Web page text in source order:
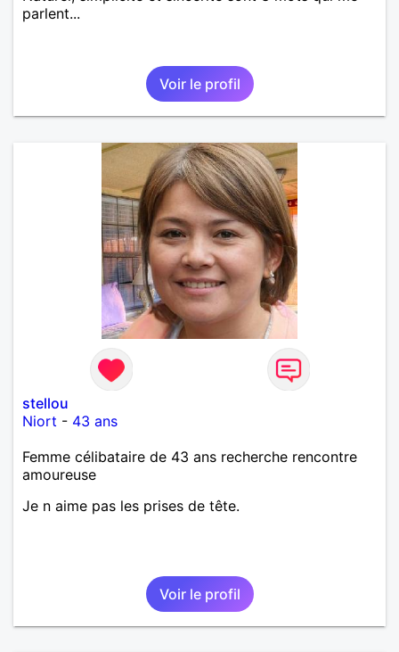
parlent...
Voir le profil
stellou
Niort - 43 ans
Femme célibataire de 43 ans recherche rencontre
amoureuse
Je n aime pas les prises de tête.
Voir le profil